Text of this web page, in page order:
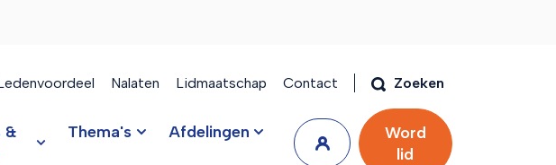
Nalaten Lidmaatschap Contact Zoeken
&
Thema's Afdelingen
Word
lid